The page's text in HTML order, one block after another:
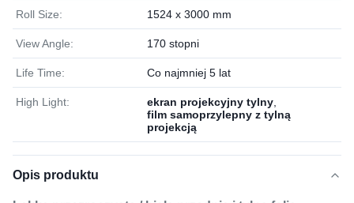
Roll Size: 1524 x 3000 mm
View Angle: 170 stopni
Life Time: Co najmniej 5 lat
High Light: ekran projekcyjny tylny
film samoprzylepny z tylną
projekcją
Opis produktu